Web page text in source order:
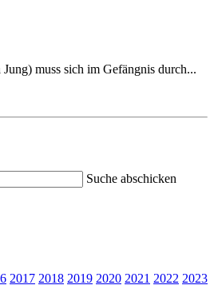
muss sich im Gefängnis durch...
Suche abschicken
2017 2018 2019 2020 2021 2022 2023